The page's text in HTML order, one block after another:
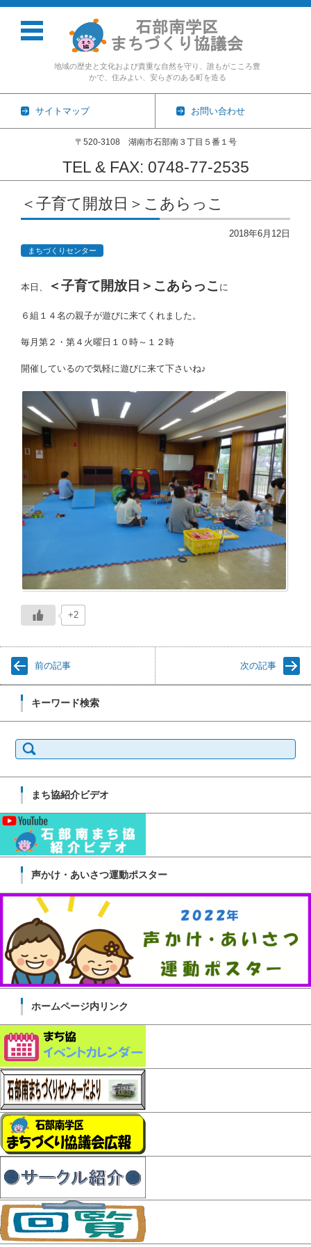
地域の歴史と文化および貴重な自然を守り、誰もがこころ豊
かで、住みよい、安らぎのある町を造る
サイトマップ お問い合わせ
〒520-3108 湖南市石部南３丁目５番１号
TEL & FAX: 0748-77-2535
コンテンツに移動
＜子育て開放日＞こあらっこ
2018年6月12日
まちづくりセンター
本日、 ＜子育て開放日＞こあらっこ に
６組１４名の親子が遊びに来てくれました。
毎月第２・第４火曜日１０時～１２時
開催しているので気軽に遊びに来て下さいね♪
+2
前の記事 次の記事
キーワード検索
索:
まち協紹介ビデオ
声かけ・あいさつ運動ポスター
ホームページ内リンク